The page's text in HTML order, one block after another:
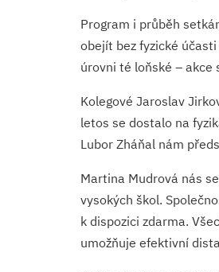
Program i průběh
obejít bez fyzické
úrovni té loňské –
Kolegové Jaroslav
letos se dostalo na
Lubor Zháňal nám
Martina Mudrová nás
vysokých škol.
k dispozici zdarma.
umožňuje efektivní